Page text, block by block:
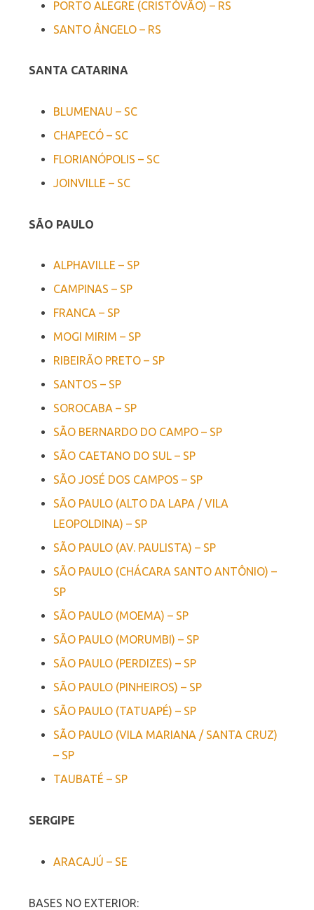
PORTO ALEGRE (CRISTÓVÃO) – RS
SANTO ÂNGELO – RS
SANTA CATARINA
BLUMENAU – SC
CHAPECÓ – SC
FLORIANÓPOLIS – SC
JOINVILLE – SC
SÃO PAULO
ALPHAVILLE – SP
CAMPINAS – SP
FRANCA – SP
MOGI MIRIM – SP
RIBEIRÃO PRETO – SP
SANTOS – SP
SOROCABA – SP
SÃO BERNARDO DO CAMPO – SP
SÃO CAETANO DO SUL – SP
SÃO JOSÉ DOS CAMPOS – SP
SÃO PAULO (ALTO DA LAPA / VILA
LEOPOLDINA) – SP
SÃO PAULO (AV. PAULISTA) – SP
SÃO PAULO (CHÁCARA SANTO ANTÔNIO) –
SP
SÃO PAULO (MOEMA) – SP
SÃO PAULO (MORUMBI) – SP
SÃO PAULO (PERDIZES) – SP
SÃO PAULO (PINHEIROS) – SP
SÃO PAULO (TATUAPÉ) – SP
SÃO PAULO (VILA MARIANA / SANTA CRUZ)
– SP
TAUBATÉ – SP
SERGIPE
ARACAJÚ – SE
BASES NO EXTERIOR: